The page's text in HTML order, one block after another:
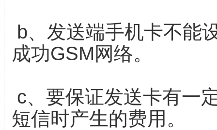
b、发送端手机卡不能
成功GSM网络。
c、要保证发送卡有一
短信时产生的费用。